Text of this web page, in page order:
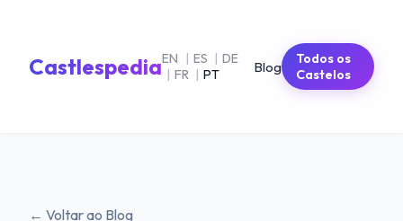
CastlespediaEN | ES | DE
| FR | PT Blog
Todos os
Castelos
← Voltar ao Blog